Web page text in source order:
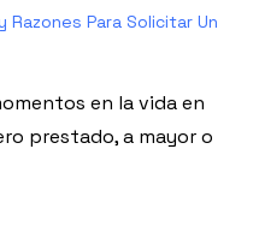
Para Solicitar Un
en la vida en
prestado, a mayor o